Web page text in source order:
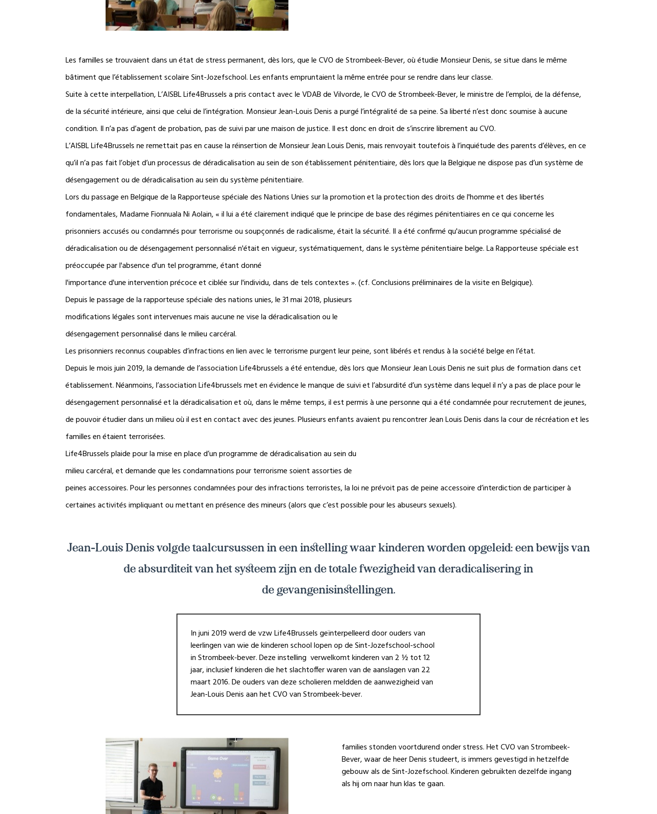
Les familles se trouvaient dans un état de stress permanent, dès lors, que le CVO de Strombeek-Bever, où étudie Monsieur Denis, se situe dans le même
bâtiment que l’établissement scolaire Sint-Jozefschool. Les enfants empruntaient la même entrée pour se rendre dans leur classe.
Suite à cette interpellation, L’AISBL Life4Brussels a pris contact avec le VDAB de Vilvorde, le CVO de Strombeek-Bever, le ministre de l’emploi, de la défense,
de la sécurité intérieure, ainsi que celui de l’intégration. Monsieur Jean-Louis Denis a purgé l’intégralité de sa peine. Sa liberté n’est donc soumise à aucune
condition. Il n’a pas d’agent de probation, pas de suivi par une maison de justice. Il est donc en droit de s’inscrire librement au CVO.
L’AISBL Life4Brussels ne remettait pas en cause la réinsertion de Monsieur Jean Louis Denis, mais renvoyait toutefois à l’inquiétude des parents d’élèves, en ce
qu’il n’a pas fait l’objet d’un processus de déradicalisation au sein de son établissement pénitentiaire, dès lors que la Belgique ne dispose pas d’un système de
désengagement ou de déradicalisation au sein du système pénitentiaire.
Lors du passage en Belgique de la Rapporteuse spéciale des Nations Unies sur la promotion et la protection des droits de l'homme et des libertés
fondamentales, Madame Fionnuala Ni Aolain, « il lui a été clairement indiqué que le principe de base des régimes pénitentiaires en ce qui concerne les
prisonniers accusés ou condamnés pour terrorisme ou soupçonnés de radicalisme, était la sécurité. Il a été confirmé qu'aucun programme spécialisé de
déradicalisation ou de désengagement personnalisé n'était en vigueur, systématiquement, dans le système pénitentiaire belge. La Rapporteuse spéciale est
préoccupée par l'absence d'un tel programme, étant donné
l'importance d'une intervention précoce et ciblée sur l'individu, dans de tels contextes ». (cf. Conclusions préliminaires de la visite en Belgique).
Depuis le passage de la rapporteuse spéciale des nations unies, le 31 mai 2018, plusieurs
modifications légales sont intervenues mais aucune ne vise la déradicalisation ou le
désengagement personnalisé dans le milieu carcéral.
Les prisonniers reconnus coupables d’infractions en lien avec le terrorisme purgent leur peine, sont libérés et rendus à la société belge en l’état.
Depuis le mois juin 2019, la demande de l’association Life4brussels a été entendue, dès lors que Monsieur Jean Louis Denis ne suit plus de formation dans cet
établissement. Néanmoins, l’association Life4brussels met en évidence le manque de suivi et l’absurdité d’un système dans lequel il n’y a pas de place pour le
désengagement personnalisé et la déradicalisation et où, dans le même temps, il est permis à une personne qui a été condamnée pour recrutement de jeunes,
de pouvoir étudier dans un milieu où il est en contact avec des jeunes. Plusieurs enfants avaient pu rencontrer Jean Louis Denis dans la cour de récréation et les
familles en étaient terrorisées.
Life4Brussels plaide pour la mise en place d’un programme de déradicalisation au sein du
milieu carcéral, et demande que les condamnations pour terrorisme soient assorties de
peines accessoires. Pour les personnes condamnées pour des infractions terroristes, la loi ne prévoit pas de peine accessoire d’interdiction de participer à
certaines activités impliquant ou mettant en présence des mineurs (alors que c’est possible pour les abuseurs sexuels).
Jean-Louis Denis volgde taalcursussen in een instelling waar kinderen worden opgeleid: een bewijs van
de absurditeit van het systeem zijn en de totale fwezigheid van deradicalisering in
de gevangenisinstellingen.
In juni 2019 werd de vzw Life4Brussels geïnterpelleerd door ouders van
leerlingen van wie de kinderen school lopen op de Sint-Jozefschool-school
in Strombeek-bever. Deze instelling verwelkomt kinderen van 2 ½ tot 12
jaar, inclusief kinderen die het slachtoffer waren van de aanslagen van 22
maart 2016. De ouders van deze scholieren meldden de aanwezigheid van
Jean-Louis Denis aan het CVO van Strombeek-bever.
families stonden voortdurend onder stress. Het CVO van Strombeek-
Bever, waar de heer Denis studeert, is immers gevestigd in hetzelfde
gebouw als de Sint-Jozefschool. Kinderen gebruikten dezelfde ingang
als hij om naar hun klas te gaan.